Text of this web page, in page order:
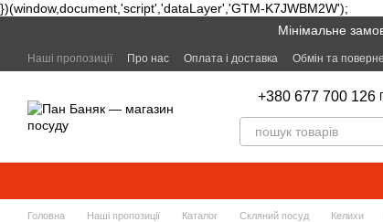
})(window,document,'script','dataLayer','GTM-K7JWBM2W');
Мінімальне
Наші пропозиції Про нас Оплата і доставка Обмін та
+380 677 700 126
Головна Наші пропозиції Каталог Скляний посуд Келихи